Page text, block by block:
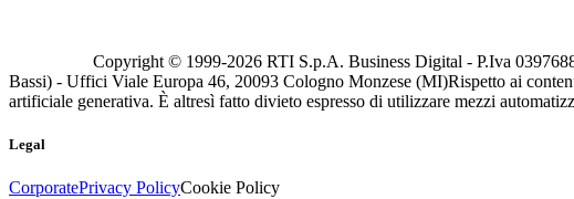
Copyright © 1999-2026 RTI S.p.A. Business Digital - P.Iva
Bassi) - Uffici Viale Europa 46, 20093 Cologno Monzese (MI)Rispetto ai
artificiale generativa. È altresì fatto divieto espresso di utilizzare mezzi
Legal
CorporatePrivacy PolicyCookie Policy